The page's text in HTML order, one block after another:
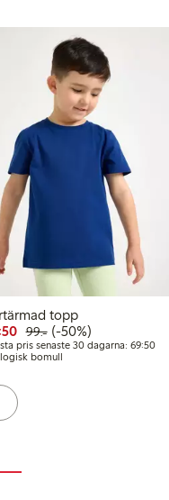
senaste 30 dagarna: 69,50 kr
topp
Rabatterat pris: 49,50 kr
99:-Ordinarie pris:
50% rabatt
(-50%)
pris senaste 30 dagarna: 69:50
bomull